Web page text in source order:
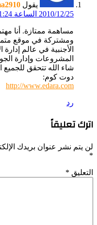
يقول
2010/12/25 الساعة 11:24 صباحًا
مساهمة ممتازة. أنا
ومشتركة في موقع
الأجنبية في عالم
المشروعات وإدارة
شاء الله تتحقق للجميع
دوت كوم:
http://www.edara.com
رد
اترك تعليقاً
لن يتم نشر عنوان بريدك
*
التعليق *